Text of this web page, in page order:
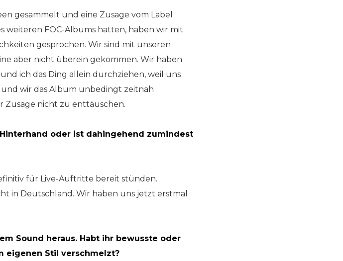
gesammelt und eine Zusage vom Label
weiteren FOC-Albums hatten, haben wir mit
gesprochen. Wir sind mit unseren
aber nicht überein gekommen. Wir haben
ich das Ding allein durchziehen, weil uns
wir das Album unbedingt zeitnah
Zusage nicht zu enttäuschen.
oder ist dahingehend zumindest
für Live-Auftritte bereit stünden.
in Deutschland. Wir haben uns jetzt erstmal
Sound heraus. Habt ihr bewusste oder
eigenen Stil verschmelzt?